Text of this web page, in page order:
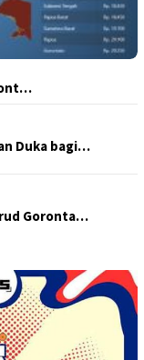
Duka bagi…
Goronta…